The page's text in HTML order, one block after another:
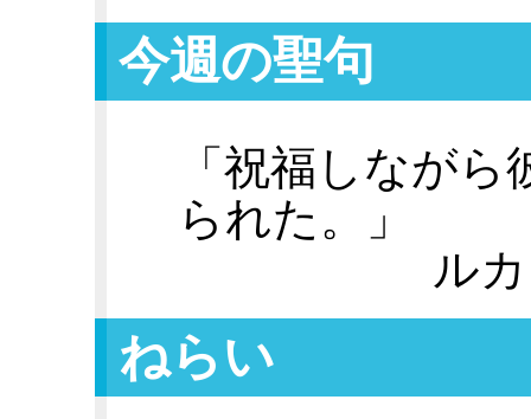
今週の聖句
「祝福しなが
られた。」
ル
ねらい